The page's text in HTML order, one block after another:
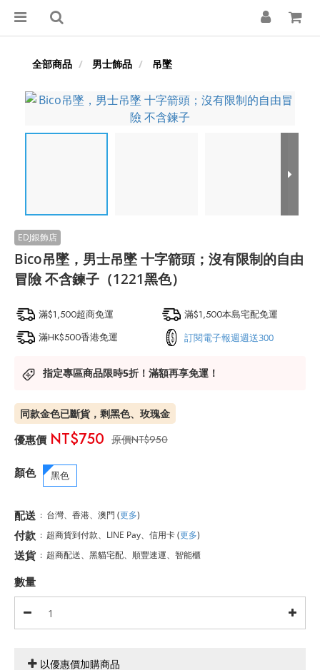
全部商品 男士飾品 吊墜
Bico吊墜，男士吊墜 十字箭頭；沒有限制的自由
冒險 不含鍊子（1221黑色）
滿$1,500超商免運
滿$1,500本島宅配免運
滿HK$500香港免運
訂閱電子報週週送300
指定專區商品限時5折！滿額再享免運！
同款金色已斷貨，剩黑色、玫瑰金
NT$950
NT$750
顏色 黑色
配送 : 台灣、香港、澳門 (更多)
付款 : 超商貨到付款、LINE Pay、信用卡(更多)
送貨 : 超商配送、黑貓宅配、順豐速運、智能櫃
數量
以優惠價加購商品